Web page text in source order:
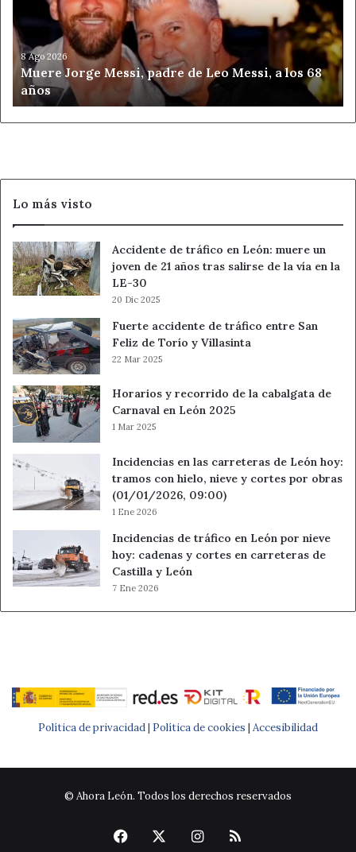
Leo
Messi,
los
68
años
8 Ago 2026
Muere Jorge Messi, padre de Leo Messi, a los 68
años
Lo más visto
Accidente de tráfico en León: muere un
joven de 21 años tras salirse de la vía en la
LE-30
20 Dic 2025
Fuerte accidente de tráfico entre San
Feliz de Torío y Villasinta
22 Mar 2025
Horarios y recorrido de la cabalgata de
Carnaval en León 2025
1 Mar 2025
Incidencias en las carreteras de León hoy:
tramos con hielo, nieve y cortes por obras
(01/01/2026, 09:00)
1 Ene 2026
Incidencias de tráfico en León por nieve
hoy: cadenas y cortes en carreteras de
Castilla y León
7 Ene 2026
Política de privacidad | Política de cookies | Accesibilidad
© Ahora León. Todos los derechos reservados
Facebook Instagram
RSS